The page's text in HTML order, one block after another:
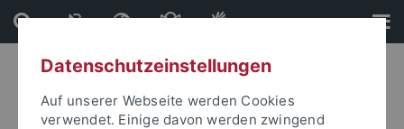
Direkt
zum
Inhalt
Direkt
zur
Fußleiste
Datenschutzeinstellungen
Auf unserer Webseite werden Cookies
verwendet. Einige davon werden zwingend